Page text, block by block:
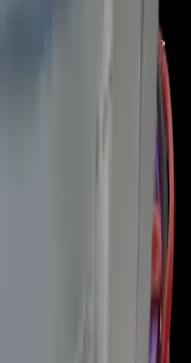
estado del rodete
y sensores. Si todo
Aire Midea